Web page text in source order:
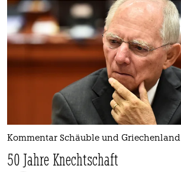
Kommentar Schäuble und Griechenland
50 Jahre Knechtschaft